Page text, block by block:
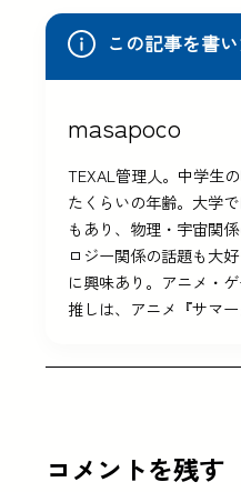
この記事を書
masapoco
TEXAL管理人。中学生
たくらいの年齢。大学
もあり、物理・宇宙関
ロジー関係の話題も大
に興味あり。アニメ・
推しは、アニメ『サマー
コメントを残す